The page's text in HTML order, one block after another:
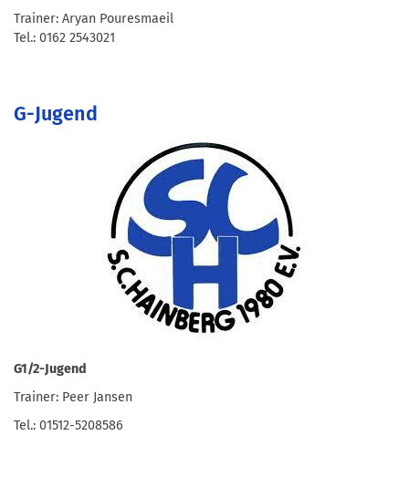
Trainer: Aryan Pouresmaeil
Tel.: 0162 2543021
G-Jugend
G1/2-Jugend
Trainer: Peer Jansen
Tel.: 01512-5208586